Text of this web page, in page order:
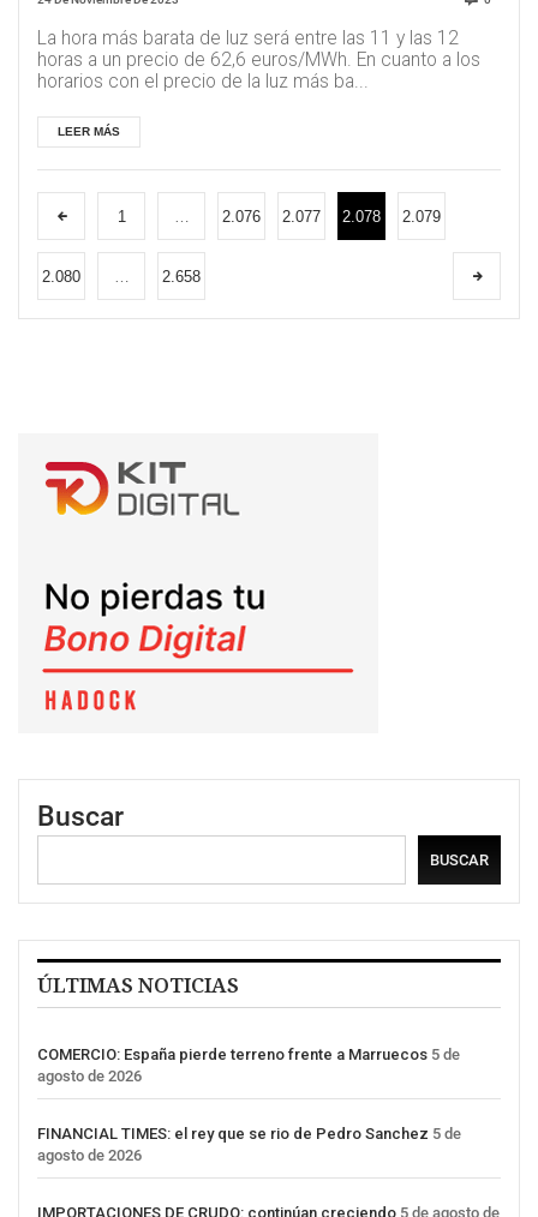
La hora más barata de luz será entre las 11 y las 12
horas a un precio de 62,6 euros/MWh. En cuanto a los
horarios con el precio de la luz más ba...
LEER MÁS
1 2.076 2.077 2.078 2.079
2.080 2.658
Buscar
BUSCAR
ÚLTIMAS NOTICIAS
COMERCIO: España pierde terreno frente a Marruecos 5 de
agosto de 2026
FINANCIAL TIMES: el rey que se rio de Pedro Sanchez 5 de
agosto de 2026
IMPORTACIONES DE CRUDO: continúan creciendo 5 de agosto de